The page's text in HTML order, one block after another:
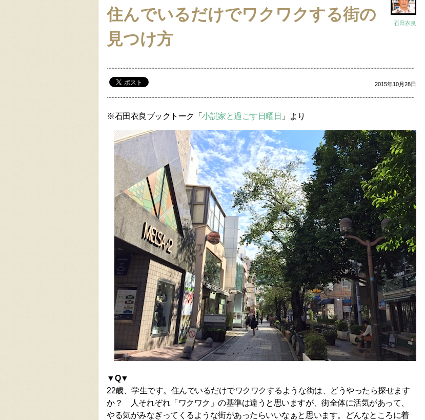
石田衣良
住んでいるだけでワクワクする街の
見つけ方
2015年10月28日
※石田衣良ブックトーク「小説家と過ごす日曜日 」より
▼Q▼
22歳、学生です。住んでいるだけでワクワクするような街は、どうやったら探せます
か？ 人それぞれ「ワクワク」の基準は違うと思いますが、街全体に活気があって、
やる気がみなぎってくるような街があったらいいなぁと思います。どんなところに着